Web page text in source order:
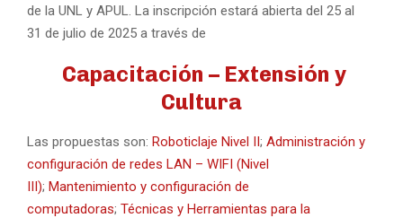
de la UNL y APUL. La inscripción estará abierta del 25 al
31 de julio de 2025 a través de
Capacitación – Extensión y
Cultura
Las propuestas son: Roboticlaje Nivel II; Administración y
configuración de redes LAN – WIFI (Nivel
III); Mantenimiento y configuración de
computadoras; Técnicas y Herramientas para la